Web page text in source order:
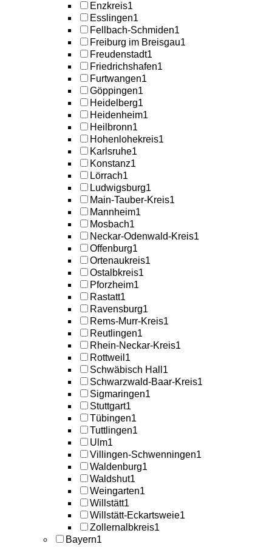
Enzkreis1
Esslingen1
Fellbach-Schmiden1
Freiburg im Breisgau1
Freudenstadt1
Friedrichshafen1
Furtwangen1
Göppingen1
Heidelberg1
Heidenheim1
Heilbronn1
Hohenlohekreis1
Karlsruhe1
Konstanz1
Lörrach1
Ludwigsburg1
Main-Tauber-Kreis1
Mannheim1
Mosbach1
Neckar-Odenwald-Kreis1
Offenburg1
Ortenaukreis1
Ostalbkreis1
Pforzheim1
Rastatt1
Ravensburg1
Rems-Murr-Kreis1
Reutlingen1
Rhein-Neckar-Kreis1
Rottweil 1
Schwäbisch Hall 1
Schwarzwald-Baar-Kreis1
Sigmaringen1
Stuttgart1
Tübingen1
Tuttlingen1
Ulm1
Villingen-Schwenningen1
Waldenburg1
Waldshut1
Weingarten1
Willstätt1
Willstätt-Eckartsweie1
Zollernalbkreis1
Bayern1